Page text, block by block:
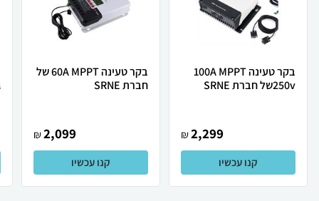
בקר טעינה 100A MPPT
250vשל חברת SRNE
2,299
₪
קנו עכשיו
בקר טעינה 60A MPPT של
חברת SRNE
2,099
₪
קנו עכשיו